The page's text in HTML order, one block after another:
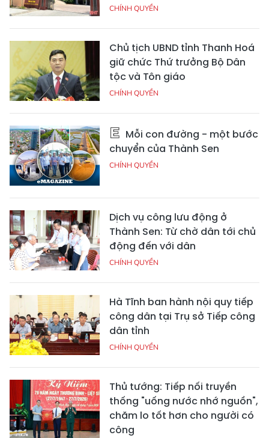
CHÍNH QUYỀN
Chủ tịch UBND tỉnh Thanh Hoá
giữ chức Thứ trưởng Bộ Dân
tộc và Tôn giáo
CHÍNH QUYỀN
Mỗi con đường - một bước
chuyển của Thành Sen
CHÍNH QUYỀN
Dịch vụ công lưu động ở
Thành Sen: Từ chờ dân tới chủ
động đến với dân
CHÍNH QUYỀN
Hà Tĩnh ban hành nội quy tiếp
công dân tại Trụ sở Tiếp công
dân tỉnh
CHÍNH QUYỀN
Thủ tướng: Tiếp nối truyền
thống "uống nước nhớ nguồn",
chăm lo tốt hơn cho người có
công